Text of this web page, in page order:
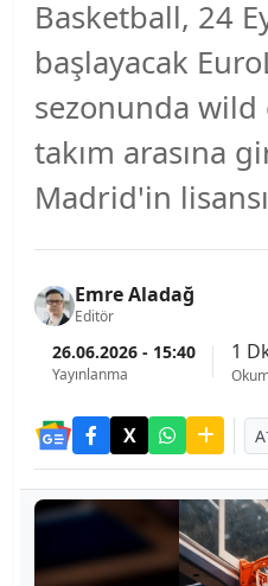
Basketball, 24
başlayacak
sezonunda wild
takım arasına
Madrid'in
Emre Aladağ
Editör
26.06.2026 - 15:40
Yayınlanma
1
A-